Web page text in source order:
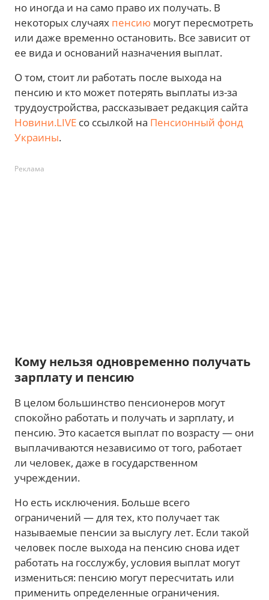
но иногда и на само право их получать. В
некоторых случаях пенсию могут пересмотреть
или даже временно остановить. Все зависит от
ее вида и оснований назначения выплат.
О том, стоит ли работать после выхода на
пенсию и кто может потерять выплаты из-за
трудоустройства, рассказывает редакция сайта
Новини.LIVE со ссылкой на Пенсионный фонд
Украины.
Реклама
Кому нельзя одновременно получать
зарплату и пенсию
В целом большинство пенсионеров могут
спокойно работать и получать и зарплату, и
пенсию. Это касается выплат по возрасту — они
выплачиваются независимо от того, работает
ли человек, даже в государственном
учреждении.
Но есть исключения. Больше всего
ограничений — для тех, кто получает так
называемые пенсии за выслугу лет. Если такой
человек после выхода на пенсию снова идет
работать на госслужбу, условия выплат могут
измениться: пенсию могут пересчитать или
применить определенные ограничения.